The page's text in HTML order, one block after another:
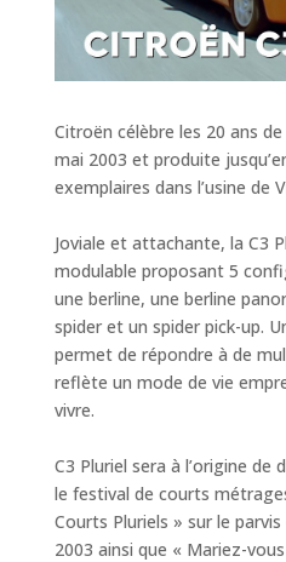
Citroën célèbre les 20 ans
mai 2003 et produite
exemplaires dans l’usine de
Joviale et attachante, la C3
modulable proposant 5
une berline, une berline
spider et un spider pick-up.
permet de répondre à de
reflète un mode de vie
vivre.
C3 Pluriel sera à l’origine de
le festival de courts
Courts Pluriels » sur le
2003 ainsi que « Mariez-